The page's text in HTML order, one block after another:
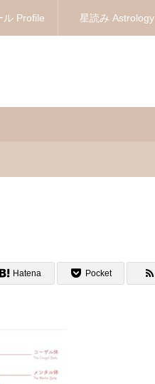
ル Profile 星読み Astrology
Hatena Pocket